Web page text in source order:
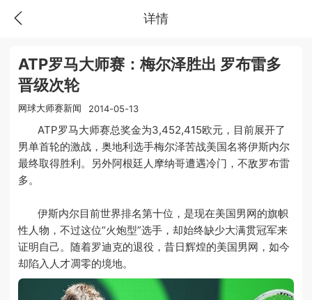
详情
ATP罗马大师赛：梅尔泽胜出 罗布雷多
晋级次轮
网球大师赛新闻 2014-05-13
ATP罗马大师赛总奖金为3,452,415欧元，目前展开了
男单首轮的激战，奥地利选手梅尔泽苦战美国名将伊斯内尔
最终取得胜利。另外阿根廷人摩纳哥遭遇冷门，不敌罗布雷
多。
伊斯内尔目前世界排名第十位，是现在美国男网的旗帜
性人物，不过这位“火炮型”选手，却始终缺少大满贯冠军来
证明自己。随着罗迪克的退役，昔日辉煌的美国男网，如今
却陷入人才凋零的境地。